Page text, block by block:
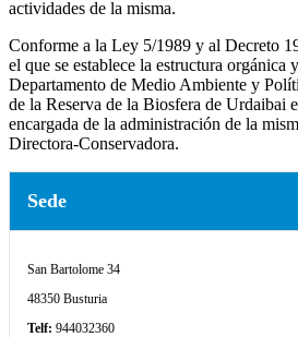
actividades de la misma.
Conforme a la Ley 5/1989 y al Decreto
el que se establece la estructura orgánica
Departamento de Medio Ambiente y
de la Reserva de la Biosfera de Urdaibai
encargada de la administración de la
Directora-Conservadora.
Sede
San Bartolome 34
48350 Busturia
Telf: 944032360